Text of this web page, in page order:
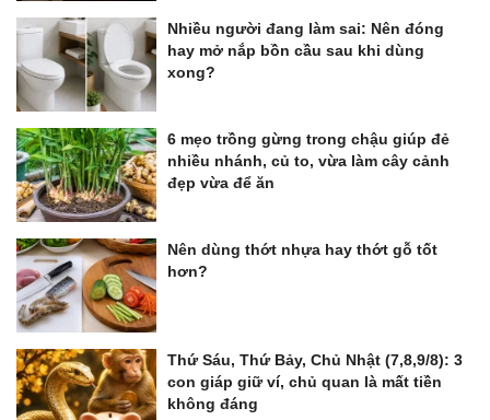
Nhiều người đang làm sai: Nên đóng
hay mở nắp bồn cầu sau khi dùng
xong?
6 mẹo trồng gừng trong chậu giúp đẻ
nhiều nhánh, củ to, vừa làm cây cảnh
đẹp vừa để ăn
Nên dùng thớt nhựa hay thớt gỗ tốt
hơn?
Thứ Sáu, Thứ Bảy, Chủ Nhật (7,8,9/8): 3
con giáp giữ ví, chủ quan là mất tiền
không đáng